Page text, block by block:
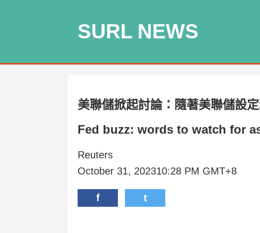
SURL NEWS
美聯儲掀起討論：隨著美聯儲設
Fed buzz: words to watch for
Reuters
October 31, 202310:28 PM GMT+8
f t